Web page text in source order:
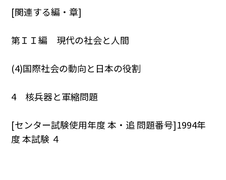
[関連する編・章]
第ＩＩ編 現代の社会と人間
(4)国際社会の動向と日本の役割
4 核兵器と軍縮問題
[センター試験使用年度 本・追 問題番号]1994年
度 本試験 ４